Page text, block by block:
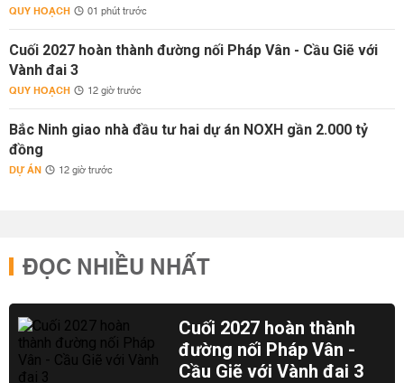
QUY HOẠCH 01 phút trước
Cuối 2027 hoàn thành đường nối Pháp Vân - Cầu Giẽ với
Vành đai 3
QUY HOẠCH 12 giờ trước
Bắc Ninh giao nhà đầu tư hai dự án NOXH gần 2.000 tỷ
đồng
DỰ ÁN 12 giờ trước
ĐỌC NHIỀU NHẤT
Cuối 2027 hoàn thành
đường nối Pháp Vân -
Cầu Giẽ với Vành đai 3